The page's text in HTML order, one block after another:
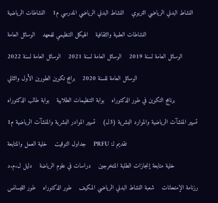
النشاط البدني الرياضي التربوي
النشاط البدني الرياضي المدرسي م1
النشاطات الرياضية
النشاطات العلمية والثقافية
الهيكل التنظيمي للمعهد
الوسائل العامة
الوسائل العامة لسنة 2019
الوسائل العامة لسنة 2021
الوسائل العامة لسنة 2022
الوسائل العامة للسنة 2020
برامج تكوين الطورين الأول والثاني
برنامج التكوين في طور الدكتوراه
بوابة التنظيمات الطلابية
بوابة طالب الدكتوراه
تسيير المنشآت الرياضية والموارد البشرية (3ل)
تسيير الموادر البشرية والمنشآت الرياضية م1
تقديم لـ: PRFU
جداول التوقيت
خلية العمل والمتابعة
خلية متابعة إنجازات الطلبة المتخرجين
دراسات في علوم الرياضة
دليل ل.م.د
رزنامة الإمتحانات
شعبة النشاط البدني الرياضي المكيف طور الدكتوراه
طور الليسانس